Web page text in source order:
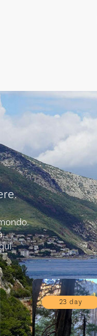
23 day